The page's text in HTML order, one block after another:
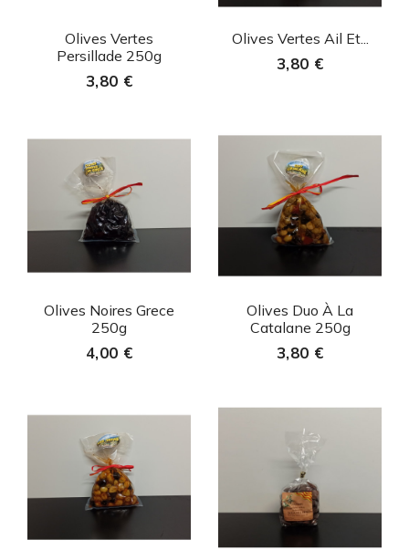
Aperçu rapide
Olives Vertes
Persillade 250g
3,80 €
Aperçu rapide
Olives Vertes Ail Et...
3,80 €
Aperçu rapide
Olives Noires Grece
250g
4,00 €
Aperçu rapide
Olives Duo À La
Catalane 250g
3,80 €